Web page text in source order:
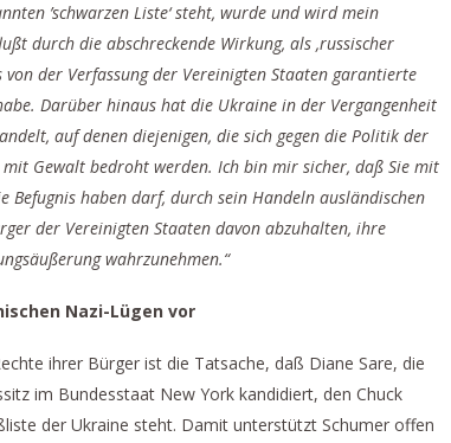
’schwarzen Liste‘ steht, wurde und wird mein
durch die abschreckende Wirkung, als ‚russischer
der Verfassung der Vereinigten Staaten garantierte
Darüber hinaus hat die Ukraine in der Vergangenheit
auf denen diejenigen, die sich gegen die Politik der
Gewalt bedroht werden. Ich bin mir sicher, daß Sie mit
haben darf, durch sein Handeln ausländischen
der Vereinigten Staaten davon abzuhalten, ihre
wahrzunehmen.“
Nazi-Lügen vor
ihrer Bürger ist die Tatsache, daß Diane Sare, die
im Bundesstaat New York kandidiert, den Chuck
der Ukraine steht. Damit unterstützt Schumer offen